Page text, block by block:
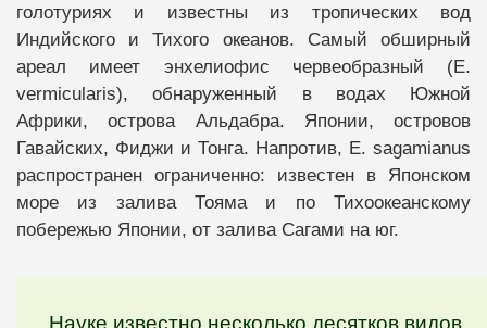
голотуриях и известны из тропических вод
Индийского и Тихого океанов. Самый обширный
ареал имеет энхелиофис червеобразный (E.
vermicularis), обнаруженный в водах Южной
Африки, острова Альдабра. Японии, островов
Гавайских, Фиджи и Тонга. Напротив, E. sagamianus
распространен ограниченно: известен в Японском
море из залива Тояма и по Тихоокеанскому
побережью Японии, от залива Сагами на юг.
Науке известно несколько десятков видов